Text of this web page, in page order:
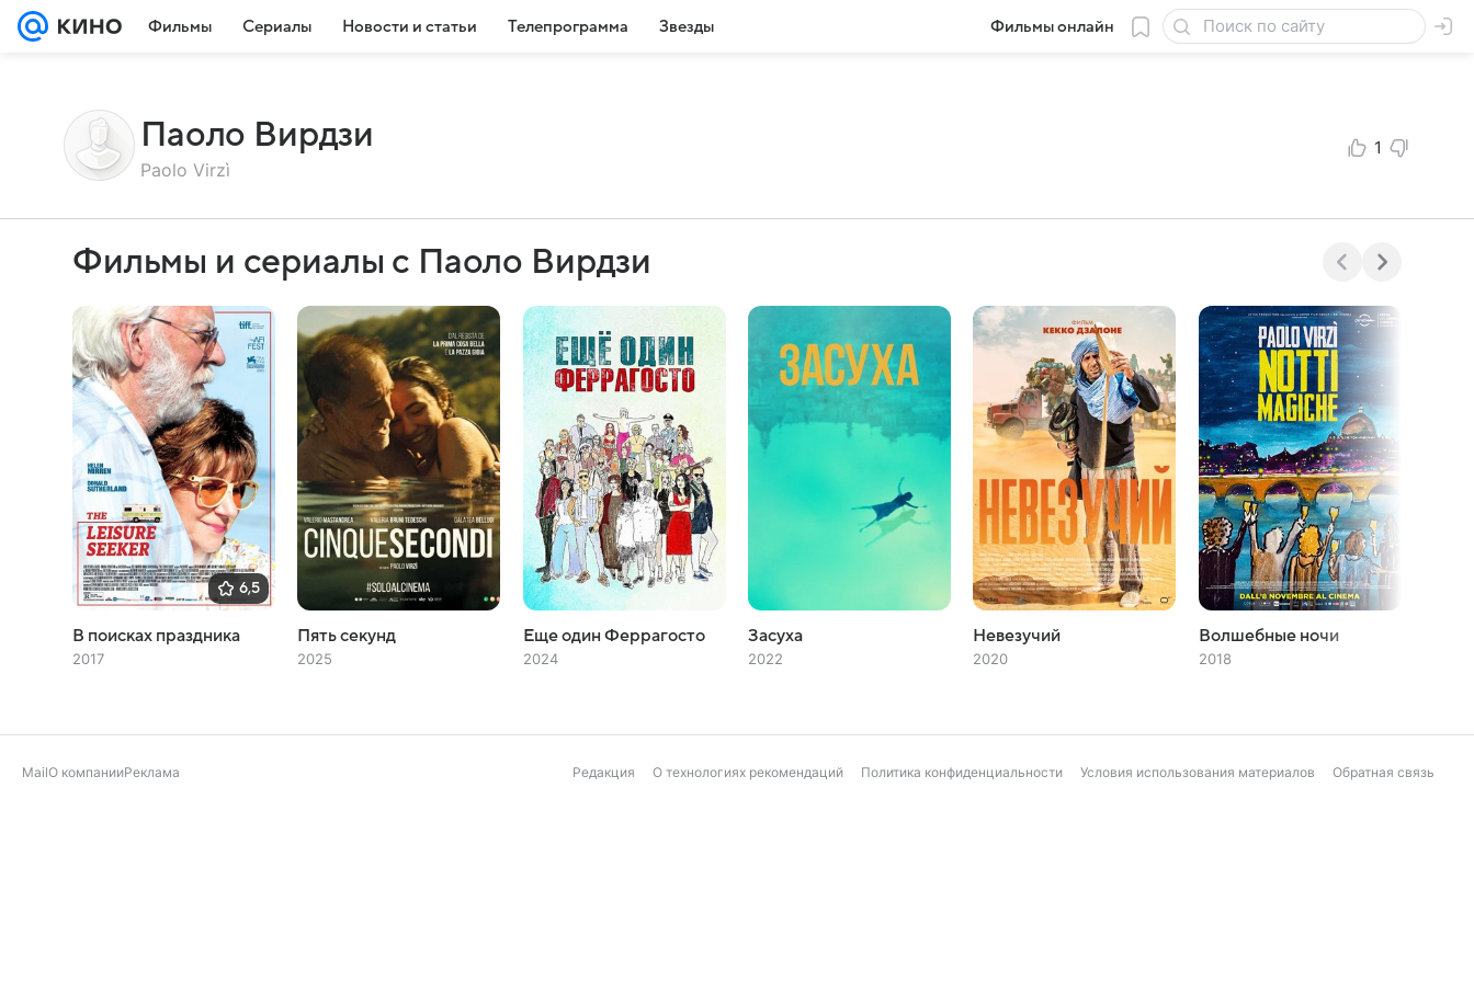
Фильмы Сериалы Новости и статьи Телепрограмма Звезды Фильмы онлайн
Паоло Вирдзи
Paolo Virzì
1
Фильмы и сериалы с Паоло Вирдзи
6,5
В поисках праздника
2017
Пять секунд
2025
Еще один Феррагосто
2024
Засуха
2022
Невезучий
2020
Волшебные ночи
2018
MailО компанииРеклама Редакция О технологиях рекомендаций Политика конфиденциальности Условия использования материалов Обратная связь